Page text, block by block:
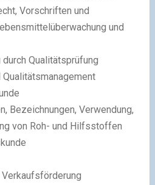
Vorschriften und
und
Qualitätsprüfung
Bezeichnungen, Verwendung,
von Roh- und Hilfsstoffen